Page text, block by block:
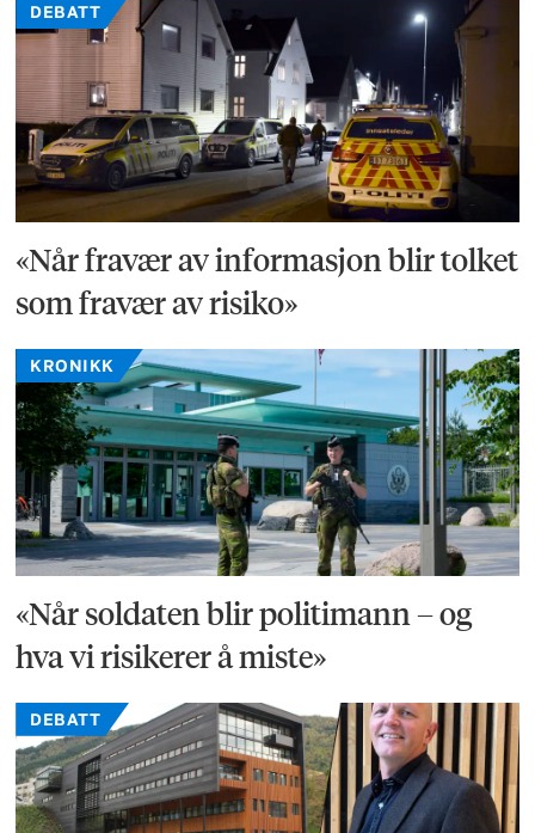
DEBATT
«Når fravær av informasjon blir tolket
som fravær av risiko»
KRONIKK
«Når soldaten blir politimann – og
hva vi risikerer å miste»
DEBATT